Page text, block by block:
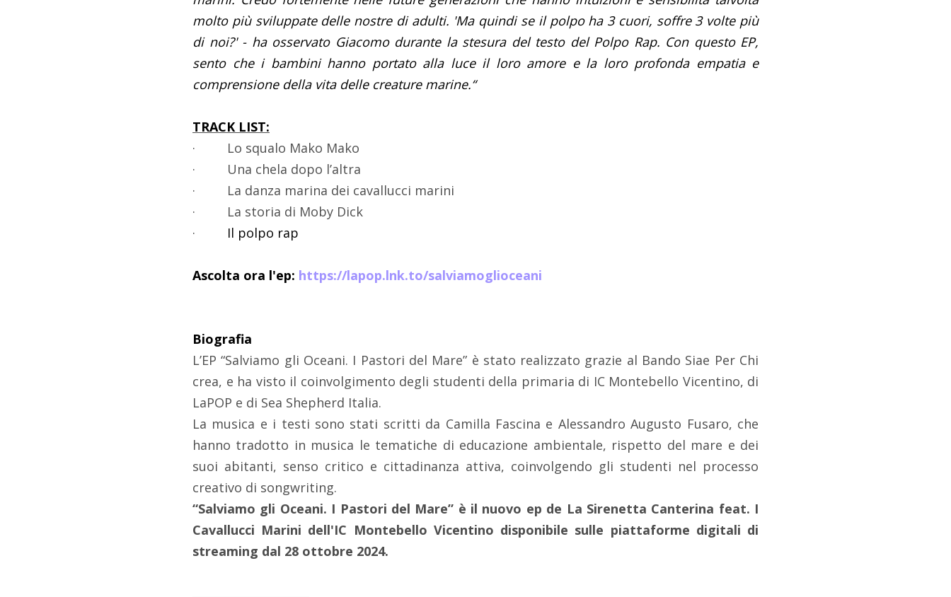
molto più sviluppate delle nostre di adulti. 'Ma quindi se il polpo ha 3 cuori, soffre 3 volte più
di noi?' - ha osservato Giacomo durante la stesura del testo del Polpo Rap. Con questo EP,
sento che i bambini hanno portato alla luce il loro amore e la loro profonda empatia e
comprensione della vita delle creature marine.“
TRACK LIST:
·
Lo squalo Mako Mako
·
Una chela dopo l’altra
·
La danza marina dei cavallucci marini
·
La storia di Moby Dick
·
Il polpo rap
Ascolta ora l'ep: https://lapop.lnk.to/salviamoglioceani
Biografia
L’EP “Salviamo gli Oceani. I Pastori del Mare” è stato realizzato grazie al Bando Siae Per Chi
crea, e ha visto il coinvolgimento degli studenti della primaria di IC Montebello Vicentino, di
LaPOP e di Sea Shepherd Italia.
La musica e i testi sono stati scritti da Camilla Fascina e Alessandro Augusto Fusaro, che
hanno tradotto in musica le tematiche di educazione ambientale, rispetto del mare e dei
suoi abitanti, senso critico e cittadinanza attiva, coinvolgendo gli studenti nel processo
creativo di songwriting.
“Salviamo gli Oceani. I Pastori del Mare” è il nuovo ep de La Sirenetta Canterina feat. I
Cavallucci Marini dell'IC Montebello Vicentino disponibile sulle piattaforme digitali di
streaming dal 28 ottobre 2024.